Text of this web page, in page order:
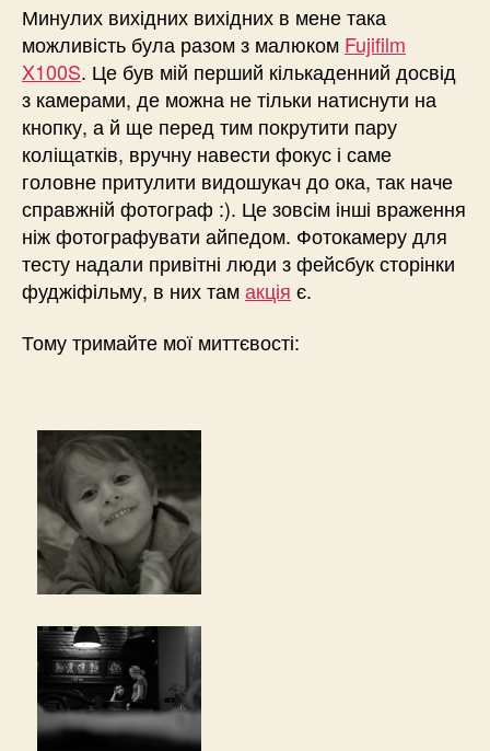
Минулих вихідних вихідних в мене така
можливість була разом з малюком Fujifilm
X100S. Це був мій перший кількаденний досвід
з камерами, де можна не тільки натиснути на
кнопку, а й ще перед тим покрутити пару
коліщатків, вручну навести фокус і саме
головне притулити видошукач до ока, так наче
справжній фотограф :). Це зовсім інші враження
ніж фотографувати айпедом. Фотокамеру для
тесту надали привітні люди з фейсбук сторінки
фуджіфільму, в них тамакція є.
Тому тримайте мої миттєвості: